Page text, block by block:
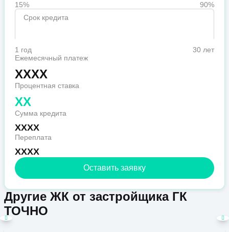
15%
90%
Срок кредита
1 год
30 лет
Ежемесячный платеж
XXXX
Процентная ставка
XX
Сумма кредита
XXXX
Переплата
XXXX
Оставить заявку
Другие ЖК от застройщика ГК
ТОЧНО